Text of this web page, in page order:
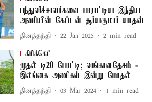
பந்துவீச்சாளர்களை பாராட்டிய இந்திய
அணியின் கேப்டன் சூர்யகுமார் யாதவ்
தினத்தந்தி 22 Jan 2025 2 min read
கிரிக்கெட்
முதல் டி20 போட்டி; வங்காளதேசம் -
இலங்கை அணிகள் இன்று மோதல்
தினத்தந்தி 03 Mar 2024 1 min read